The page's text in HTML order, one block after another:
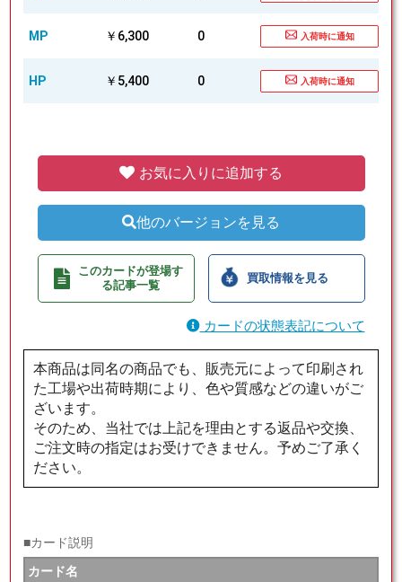
MP ￥6,300 0 入荷時に通知
HP ￥5,400 0 入荷時に通知
お気に入りに追加する
他のバージョンを見る
このカードが登場す
る記事一覧
買取情報を見る
カードの状態表記について
本商品は同名の商品でも、販売元によって印刷され
た工場や出荷時期により、色や質感などの違いがご
ざいます。
そのため、当社では上記を理由とする返品や交換、
ご注文時の指定はお受けできません。予めご了承く
ださい。
■カード説明
カード名